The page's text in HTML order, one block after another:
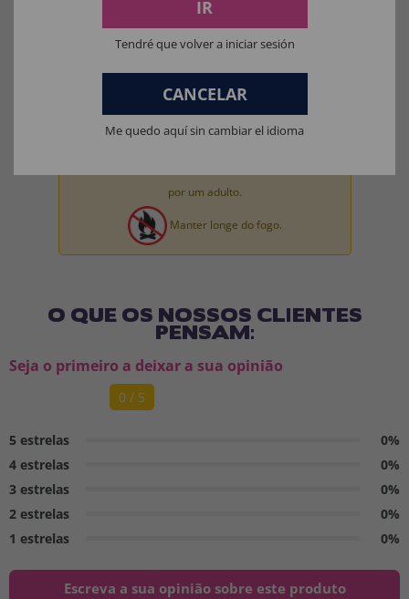
Materiais de brinquedo para fantasia completa: 100% PVC.
Aviso: Todos os produtos destinados a crianças
por um adulto.
Manter longe do fogo.
O QUE OS NOSSOS CLIENTES
PENSAM:
Seja o primeiro a deixar a sua opinião
0 / 5
5 estrelas
0%
4 estrelas
0%
3 estrelas
0%
2 estrelas
0%
1 estrelas
0%
Escreva a sua opinião sobre este produto
IR
Tendré que volver a iniciar sesión
CANCELAR
Me quedo aquí sin cambiar el idioma